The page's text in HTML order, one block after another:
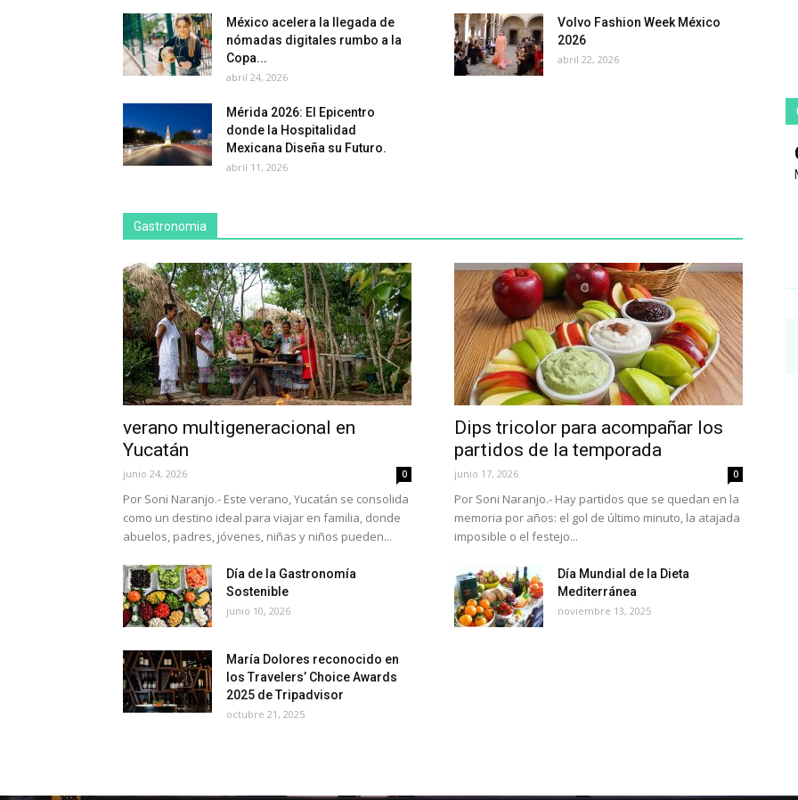
México acelera la llegada de
nómadas digitales rumbo a la
Copa...
abril 24, 2026
Volvo Fashion Week México
2026
abril 22, 2026
Mérida 2026: El Epicentro
donde la Hospitalidad
Mexicana Diseña su Futuro.
abril 11, 2026
Gastronomia
verano multigeneracional en
Yucatán
junio 24, 2026 0
Por Soni Naranjo.- Este verano, Yucatán se consolida
como un destino ideal para viajar en familia, donde
abuelos, padres, jóvenes, niñas y niños pueden...
Dips tricolor para acompañar los
partidos de la temporada
junio 17, 2026 0
Por Soni Naranjo.- Hay partidos que se quedan en la
memoria por años: el gol de último minuto, la atajada
imposible o el festejo...
Día de la Gastronomía
Sostenible
junio 10, 2026
Día Mundial de la Dieta
Mediterránea
noviembre 13, 2025
María Dolores reconocido en
los Travelers’ Choice Awards
2025 de Tripadvisor
octubre 21, 2025